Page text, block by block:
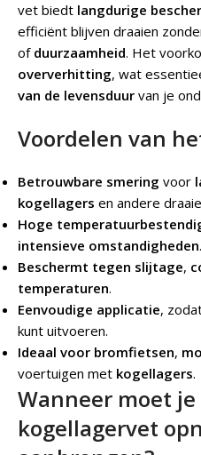
vet biedt langdurige
efficiënt blijven draaien
of duurzaamheid. Het
oververhitting, wat
van de levensduur van je
Voordelen van
Betrouwbare smering voor
kogellagers en andere
Hoge
intensieve omstandigheden.
Beschermt tegen slijtage,
temperaturen.
Eenvoudige applicatie,
kunt uitvoeren.
Ideaal voor bromfietsen,
voertuigen met kogellagers.
Wanneer moet
kogellagervet